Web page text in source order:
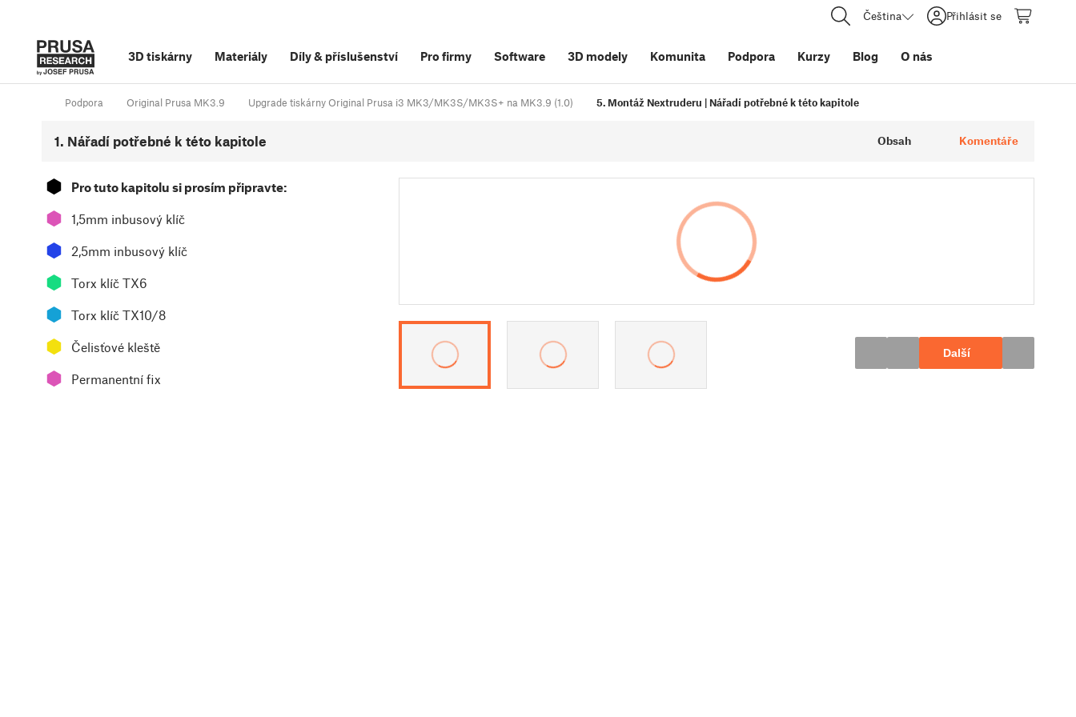
Čeština Přihlásit se
3D tiskárny Materiály Díly& příslušenství Pro firmy Software 3D modely Komunita Podpora Kurzy Blog O nás
Podpora Original Prusa MK3.9 Upgrade tiskárny Original Prusa i3 MK3/MK3S/MK3S+ na MK3.9 (1.0) 5. Montáž Nextruderu | Nářadí potřebné k této kapitole
1. Nářadí potřebné k této kapitole Obsah Komentáře
⬢ Pro tuto kapitolu si prosím připravte:
⬢ 1,5mm inbusový klíč
⬢ 2,5mm inbusový klíč
⬢ Torx klíč TX6
⬢ Torx klíč TX10/8
⬢ Čelisťové kleště
⬢ Permanentní fix
Další